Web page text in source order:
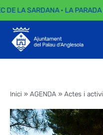
DE LA SARDANA · LA
Inici » AGENDA » Actes i